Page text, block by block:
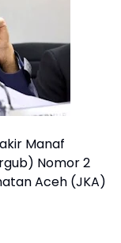
Manaf
Nomor 2
Aceh (JKA)